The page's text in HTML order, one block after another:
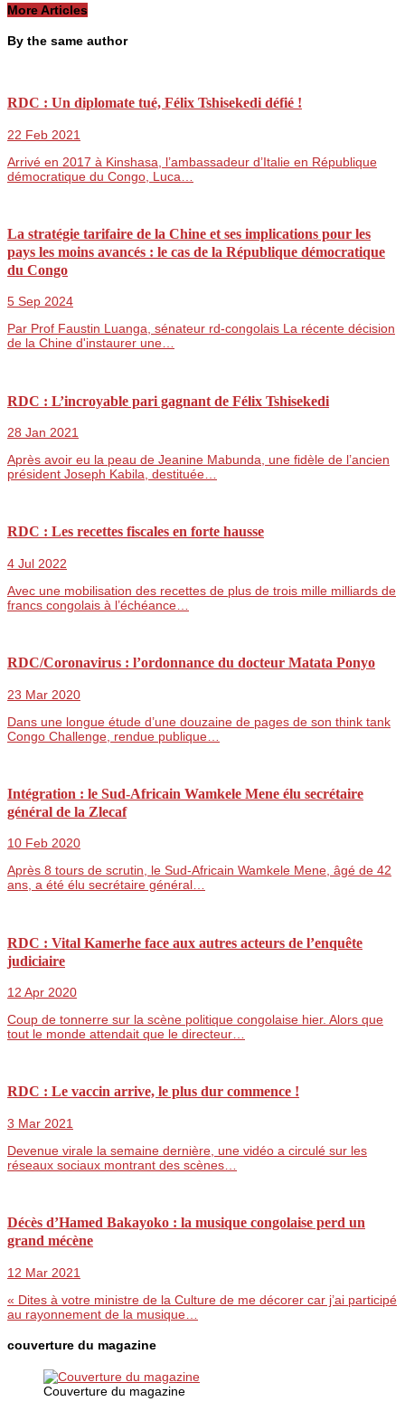
More Articles
By the same author
RDC : Un diplomate tué, Félix Tshisekedi défié !
22 Feb 2021
Arrivé en 2017 à Kinshasa, l’ambassadeur d’Italie en République
démocratique du Congo, Luca…
La stratégie tarifaire de la Chine et ses implications pour les
pays les moins avancés : le cas de la République démocratique
du Congo
5 Sep 2024
Par Prof Faustin Luanga, sénateur rd-congolais La récente décision
de la Chine d'instaurer une…
RDC : L’incroyable pari gagnant de Félix Tshisekedi
28 Jan 2021
Après avoir eu la peau de Jeanine Mabunda, une fidèle de l’ancien
président Joseph Kabila, destituée…
RDC : Les recettes fiscales en forte hausse
4 Jul 2022
Avec une mobilisation des recettes de plus de trois mille milliards de
francs congolais à l’échéance…
RDC/Coronavirus : l’ordonnance du docteur Matata Ponyo
23 Mar 2020
Dans une longue étude d’une douzaine de pages de son think tank
Congo Challenge, rendue publique…
Intégration : le Sud-Africain Wamkele Mene élu secrétaire
général de la Zlecaf
10 Feb 2020
Après 8 tours de scrutin, le Sud-Africain Wamkele Mene, âgé de 42
ans, a été élu secrétaire général…
RDC : Vital Kamerhe face aux autres acteurs de l’enquête
judiciaire
12 Apr 2020
Coup de tonnerre sur la scène politique congolaise hier. Alors que
tout le monde attendait que le directeur…
RDC : Le vaccin arrive, le plus dur commence !
3 Mar 2021
Devenue virale la semaine dernière, une vidéo a circulé sur les
réseaux sociaux montrant des scènes…
Décès d’Hamed Bakayoko : la musique congolaise perd un
grand mécène
12 Mar 2021
« Dites à votre ministre de la Culture de me décorer car j’ai participé
au rayonnement de la musique…
couverture du magazine
Couverture du magazine